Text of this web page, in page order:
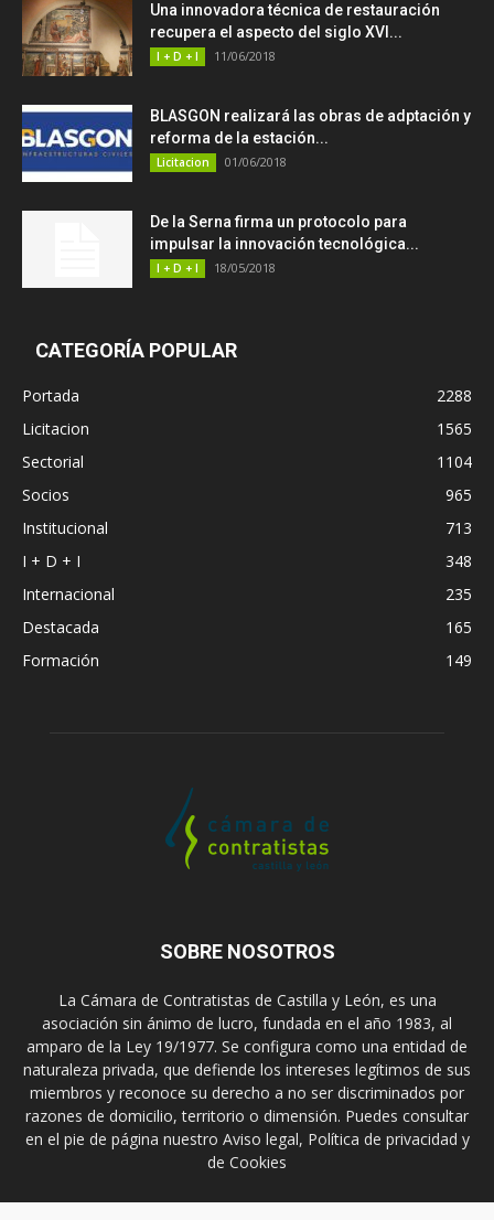
Una innovadora técnica de restauración
recupera el aspecto del siglo XVI...
I + D + I 11/06/2018
BLASGON realizará las obras de adptación y
reforma de la estación...
Licitacion 01/06/2018
De la Serna firma un protocolo para
impulsar la innovación tecnológica...
I + D + I 18/05/2018
CATEGORÍA POPULAR
Portada
2288
Licitacion
1565
Sectorial
1104
Socios
965
Institucional
713
I + D + I
348
Internacional
235
Destacada
165
Formación
149
SOBRE NOSOTROS
La Cámara de Contratistas de Castilla y León, es una
asociación sin ánimo de lucro, fundada en el año 1983, al
amparo de la Ley 19/1977. Se configura como una entidad de
naturaleza privada, que defiende los intereses legítimos de sus
miembros y reconoce su derecho a no ser discriminados por
razones de domicilio, territorio o dimensión. Puedes consultar
en el pie de página nuestro Aviso legal, Política de privacidad y
de Cookies
Contáctanos:prensa@ccontratistascyl.es